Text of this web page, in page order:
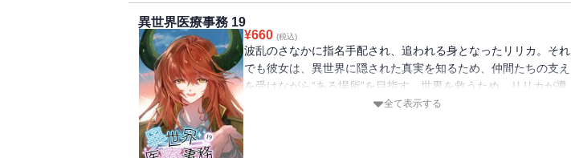
物語はいよいよ新章へ突入--！
異世界医療事務 19
¥660 (税込)
波乱のさなかに指名手配され、追われる身となったリリカ。それ
でも彼女は、異世界に隠された真実を知るため、仲間たちの支え
を受けながら“ある場所”を目指す。世界を救うため、リリカが導
き出した答えとは--。異世界×医療事務の異色ファンタジー、激
全て表示する